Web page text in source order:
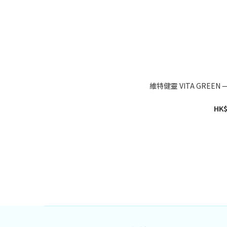
維特健靈 VITA GREEN — 活